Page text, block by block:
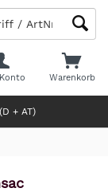
+ AT)
Warenkorb